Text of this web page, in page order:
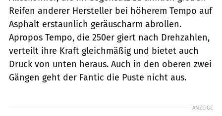
Reifen anderer Hersteller bei höherem Tempo auf
Asphalt erstaunlich geräuscharm abrollen.
Apropos Tempo, die 250er giert nach Drehzahlen,
verteilt ihre Kraft gleichmäßig und bietet auch
Druck von unten heraus. Auch in den oberen zwei
Gängen geht der Fantic die Puste nicht aus.
ANZEIGE